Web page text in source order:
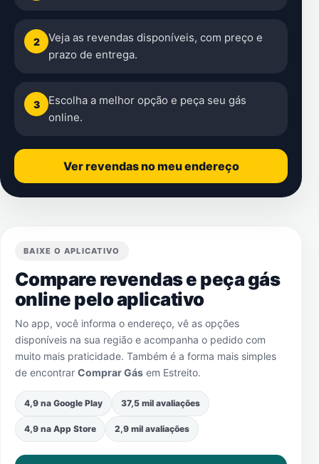
2
Veja as revendas disponíveis, com preço e
prazo de entrega.
3
Escolha a melhor opção e peça seu gás
online.
Ver revendas no meu endereço
BAIXE O APLICATIVO
Compare revendas e peça gás
online pelo aplicativo
No app, você informa o endereço, vê as opções
disponíveis na sua região e acompanha o pedido com
muito mais praticidade. Também é a forma mais simples
de encontrar Comprar Gás em Estreito.
4,9 na Google Play 37,5 mil avaliações
4,9 na App Store 2,9 mil avaliações